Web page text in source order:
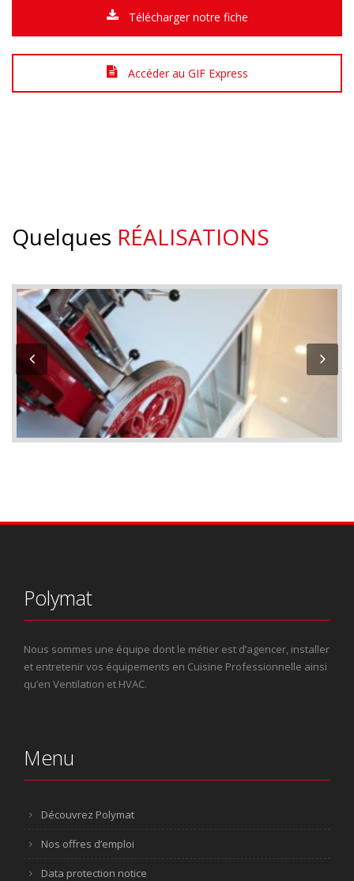
Télécharger notre fiche
Accéder au GIF Express
Quelques RÉALISATIONS
Polymat
Nous sommes une équipe dont le métier est d’agencer, installer
et entretenir vos équipements en Cuisine Professionnelle ainsi
qu’en Ventilation et HVAC.
Menu
Découvrez Polymat
Nos offres d’emploi
Data protection notice